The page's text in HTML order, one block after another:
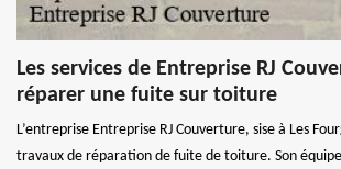
Les services de Entreprise RJ
réparer une fuite sur toiture
L’entreprise Entreprise RJ Couverture, sise à Les
travaux de réparation de fuite de toiture. Son